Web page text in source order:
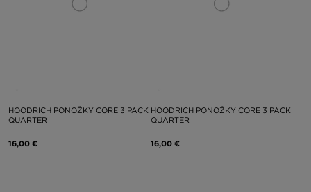
HOODRICH PONOŽKY CORE 3 PACK
QUARTER
16,00 €
HOODRICH PONOŽKY CORE 3 PACK
QUARTER
16,00 €